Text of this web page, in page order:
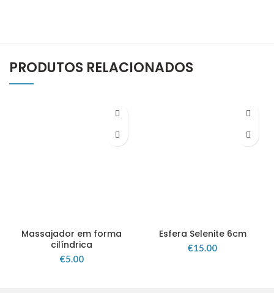
PRODUTOS RELACIONADOS
Massajador em forma
cilíndrica
€5.00
Esfera Selenite 6cm
€15.00